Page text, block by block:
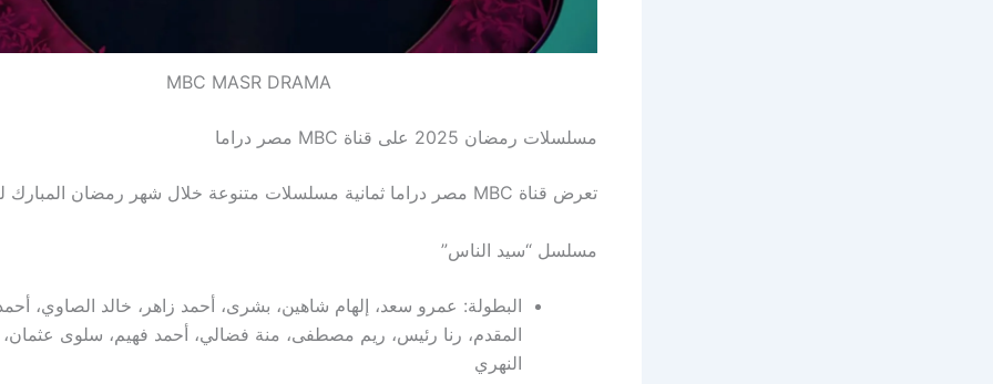
MBC MASR DRAMA
مسلسلات رمضان 2025 على قناة MBC مصر دراما
تعرض قناة MBC مصر دراما ثمانية مسلسلات متنوعة خلال شهر رمضان المبارك لعام 2025:
مسلسل “سيد الناس”
البطولة: عمرو سعد، إلهام شاهين، بشرى، أحمد زاهر، خالد الصاوي،
المقدم، رنا رئيس، ريم مصطفى، منة فضالي، أحمد فهيم، سلوى
النهري